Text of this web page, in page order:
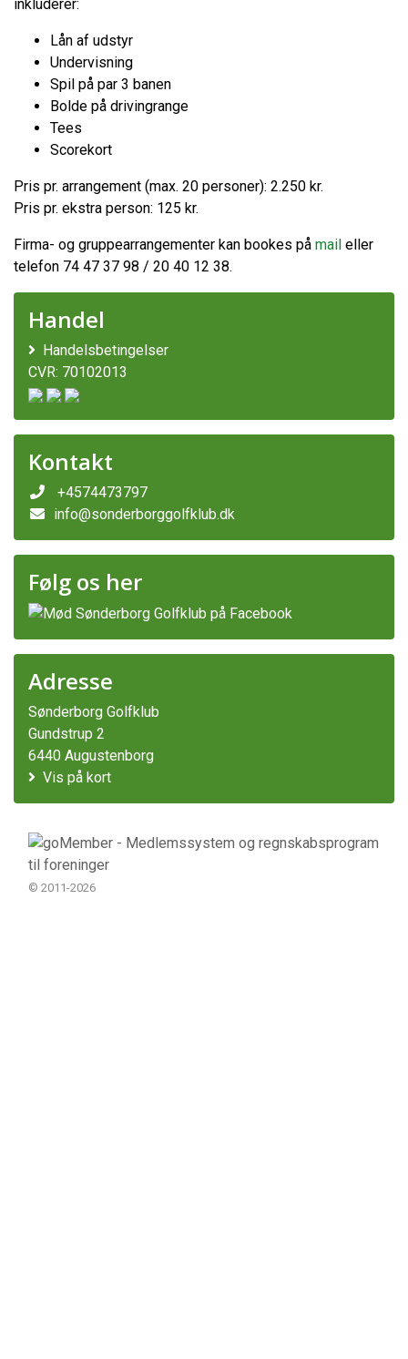
inkluderer:
Lån af udstyr
Undervisning
Spil på par 3 banen
Bolde på drivingrange
Tees
Scorekort
Pris pr. arrangement (max. 20 personer): 2.250 kr.
Pris pr. ekstra person: 125 kr.
Firma- og gruppearrangementer kan bookes på mail eller
telefon 74 47 37 98 / 20 40 12 38.
Handel
Handelsbetingelser
CVR: 70102013
Kontakt
+4574473797
info@sonderborggolfklub.dk
Følg os her
Adresse
Sønderborg Golfklub
Gundstrup 2
6440 Augustenborg
Vis på kort
© 2011-2026